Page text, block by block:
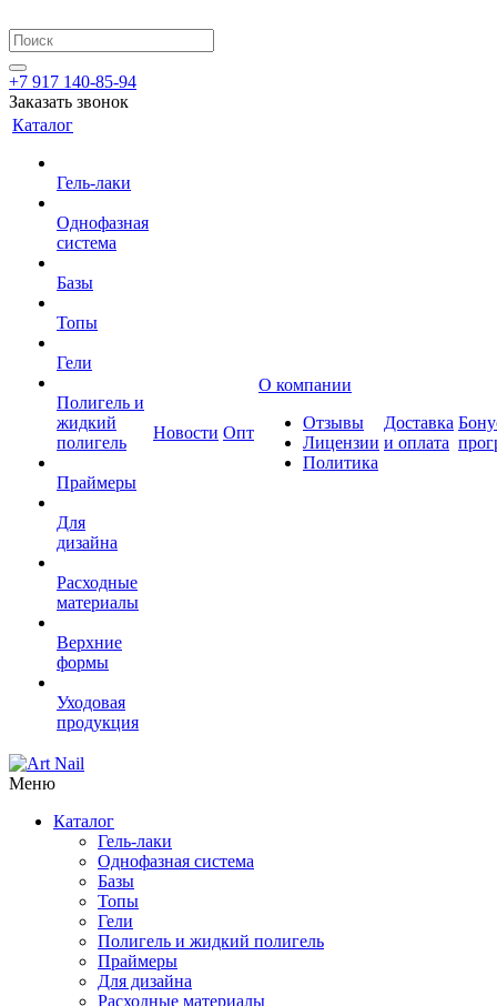
+7 917 140-85-94
Заказать звонок
Каталог
Гель-лаки
Однофазная
система
Базы
Топы
Гели
Полигель и
жидкий
полигель
Праймеры
Для
дизайна
Расходные
материалы
Верхние
формы
Уходовая
продукция
Новости Опт
О компании
Отзывы
Лицензии
Политика
Доставка
и оплата
Меню
Каталог
Гель-лаки
Однофазная система
Базы
Топы
Гели
Полигель и жидкий полигель
Праймеры
Для дизайна
Расходные материалы